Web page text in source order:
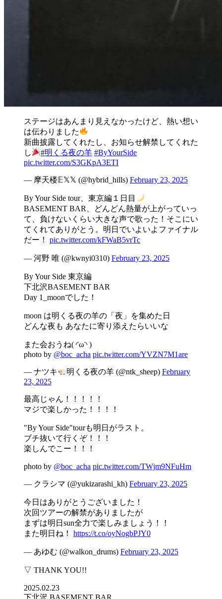
ステージはあんまり見えなかったけど、熱い想い
は伝わりました
新曲披露してくれたし、お知らせ解禁してくれた
し
#明くる夜の羊 #ByYourSide
pic.twitter.com/S3GKpA3ETI
— 摩天楼𝔼𝕏𝕏 (@hybrid_hills) February 23, 2025
By Your Side tour、東京編１日目
BASEMENT BAR、どんどん熱量が上がっていっ
て、負けないくらい大きな声で歌った！そこにい
てくれてありがとう。明日でいよいよファイナル
だー！ pic.twitter.com/kFWaB5vrTc
— 河野 唯 (@kwnyi0310) February 23, 2025
By Your Side 東京編
下北沢BASEMENT BAR
Day 1_moonでした！
moon は明くる夜の羊の「夜」を集めた日
どんな夜も あなたに寄り添えたらいいな
また会おうね( ◜ω◝ )
photo by @boc_acha pic.twitter.com/YVZN7M1are
— ナツキ 明くる夜の羊 (@ntk_sheep)February
23, 2025
最高じゃん！！！！！
マジで楽しかった！！！！
"By Your Side"tourも明日がラスト。
ブチ抜いて行くぞ！！！
楽しんでこー！！！
photo by @boc_acha pic.twitter.com/TWjm9NFuHm
— クラシマ (@yukizarashi_kh) February 23, 2025
今日はありがとうございました！
次回ツアーの解禁がありましたが
まずは明日sun全力で楽しみましょう！！
また明日ね！ https://t.co/oyNogbPJY0
— あゆむ (@walkon_drums) February 23, 2025
▽ THANK YOU!!
2025.02.23
下北沢 BASEMENT BAR